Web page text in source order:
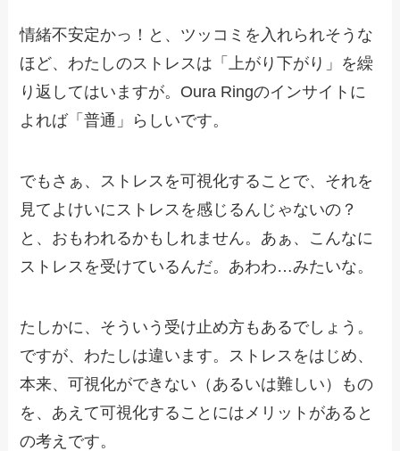
情緒不安定かっ！と、ツッコミを入れられそうな
ほど、わたしのストレスは「上がり下がり」を繰
り返してはいますが。Oura Ringのインサイトに
よれば「普通」らしいです。
でもさぁ、ストレスを可視化することで、それを
見てよけいにストレスを感じるんじゃないの？
と、おもわれるかもしれません。あぁ、こんなに
ストレスを受けているんだ。あわわ…みたいな。
たしかに、そういう受け止め方もあるでしょう。
ですが、わたしは違います。ストレスをはじめ、
本来、可視化ができない（あるいは難しい）もの
を、あえて可視化することにはメリットがあると
の考えです。